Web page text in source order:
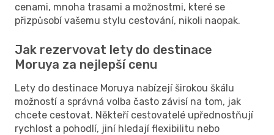
cenami, mnoha trasami a možnostmi, které se
přizpůsobí vašemu stylu cestování, nikoli naopak.
Jak rezervovat lety do destinace
Moruya za nejlepší cenu
Lety do destinace Moruya nabízejí širokou škálu
možností a správná volba často závisí na tom, jak
chcete cestovat. Někteří cestovatelé upřednostňují
rychlost a pohodlí, jiní hledají flexibilitu nebo